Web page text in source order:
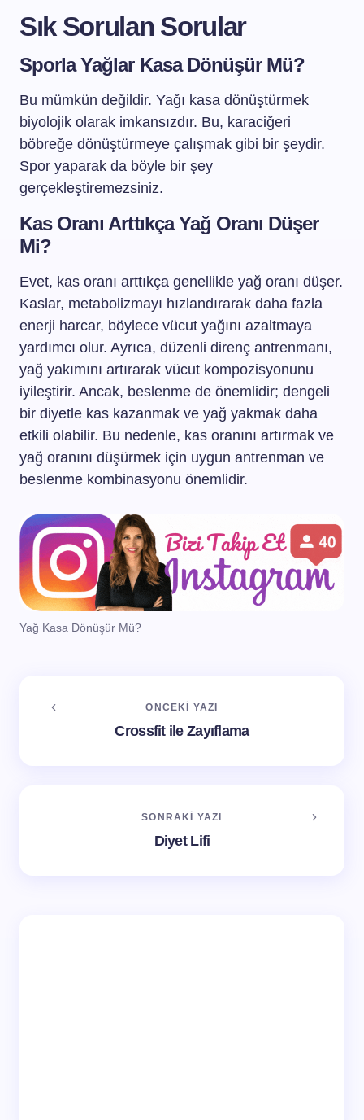
Sık Sorulan Sorular
Sporla Yağlar Kasa Dönüşür Mü?
Bu mümkün değildir. Yağı kasa dönüştürmek
biyolojik olarak imkansızdır. Bu, karaciğeri
böbreğe dönüştürmeye çalışmak gibi bir şeydir.
Spor yaparak da böyle bir şey
gerçekleştiremezsiniz.
Kas Oranı Arttıkça Yağ Oranı Düşer
Mi?
Evet, kas oranı arttıkça genellikle yağ oranı düşer.
Kaslar, metabolizmayı hızlandırarak daha fazla
enerji harcar, böylece vücut yağını azaltmaya
yardımcı olur. Ayrıca, düzenli direnç antrenmanı,
yağ yakımını artırarak vücut kompozisyonunu
iyileştirir. Ancak, beslenme de önemlidir; dengeli
bir diyetle kas kazanmak ve yağ yakmak daha
etkili olabilir. Bu nedenle, kas oranını artırmak ve
yağ oranını düşürmek için uygun antrenman ve
beslenme kombinasyonu önemlidir.
Yağ Kasa Dönüşür Mü?
ÖNCEKI YAZI
Crossfit ile Zayıflama
SONRAKI YAZI
Diyet Lifi